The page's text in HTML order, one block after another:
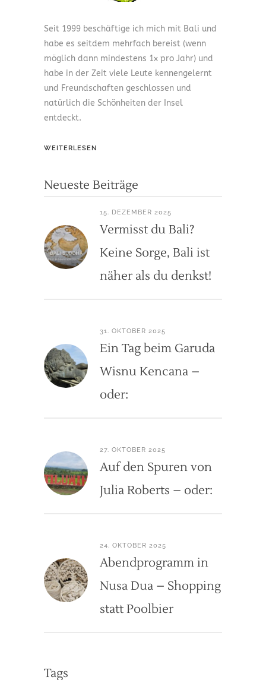
Seit 1999 beschäftige ich mich mit Bali und
habe es seitdem mehrfach bereist (wenn
möglich dann mindestens 1x pro Jahr) und
habe in der Zeit viele Leute kennengelernt
und Freundschaften geschlossen und
natürlich die Schönheiten der Insel
entdeckt.
WEITERLESEN
Neueste Beiträge
15. DEZEMBER 2025
Vermisst du Bali?
Keine Sorge, Bali ist
näher als du denkst!
31. OKTOBER 2025
Ein Tag beim Garuda
Wisnu Kencana –
oder:
27. OKTOBER 2025
Auf den Spuren von
Julia Roberts – oder:
24. OKTOBER 2025
Abendprogramm in
Nusa Dua – Shopping
statt Poolbier
Tags